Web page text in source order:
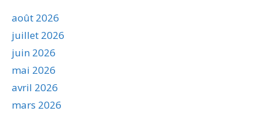
août 2026
juillet 2026
juin 2026
mai 2026
avril 2026
mars 2026